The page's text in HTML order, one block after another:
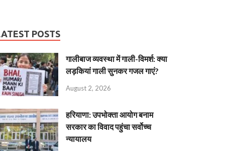
POSTS
गालीबाज व्‍यवस्‍था में गाली-विमर्श: क्या
लड़कियां गाली सुनकर गजल गाएं?
August 2, 2026
हरियाणा: उपभोक्ता आयोग बनाम
सरकार का विवाद पहुंचा सर्वोच्च
न्यायालय